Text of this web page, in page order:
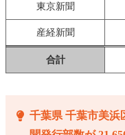
東京新聞
産経新聞
合計
千葉県 千葉市美浜